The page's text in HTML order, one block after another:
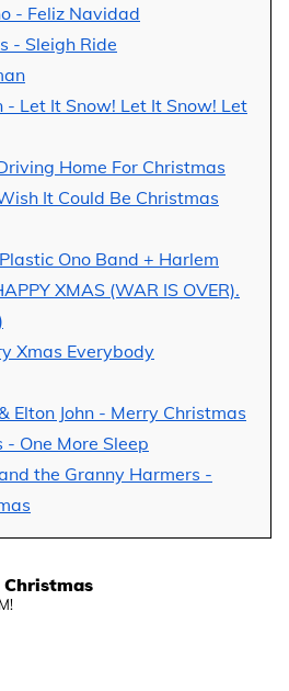
- Feliz Navidad
- Sleigh Ride
- Let It Snow! Let It Snow! Let
Home For Christmas
It Could Be Christmas
Plastic Ono Band + Harlem
XMAS (WAR IS OVER).
Xmas Everybody
Elton John - Merry Christmas
- One More Sleep
the Granny Harmers -
Christmas